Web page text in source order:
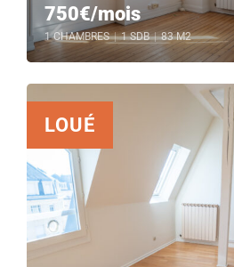
750€/mois
1 CHAMBRES | 1 SDB | 83 M2
LOUÉ